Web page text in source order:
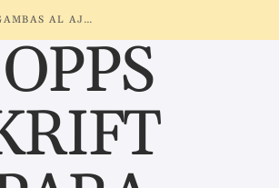
REKER MED HVITLØK OG SITRON – ENKEL OPPSKRIFT (GAMBAS AL AJILLO)